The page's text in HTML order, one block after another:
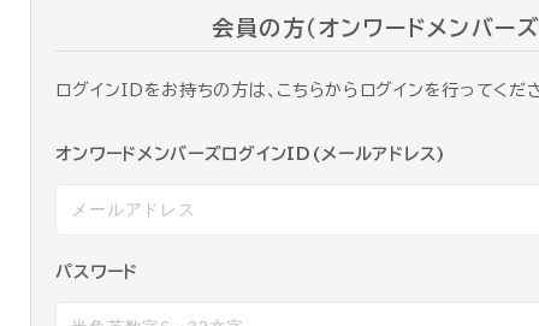
会員の方（オンワードメンバーズ
ログインIDをお持ちの方は、こちらからログインを行ってくだ
オンワードメンバーズログインID(メールアドレス)
パスワード